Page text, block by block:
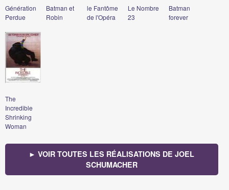
Génération
Perdue
Batman et
Robin
le Fantôme
de l'Opéra
Le Nombre
23
Batman
forever
The
Incredible
Shrinking
Woman
► VOIR TOUTES LES RÉALISATIONS DE JOEL
SCHUMACHER